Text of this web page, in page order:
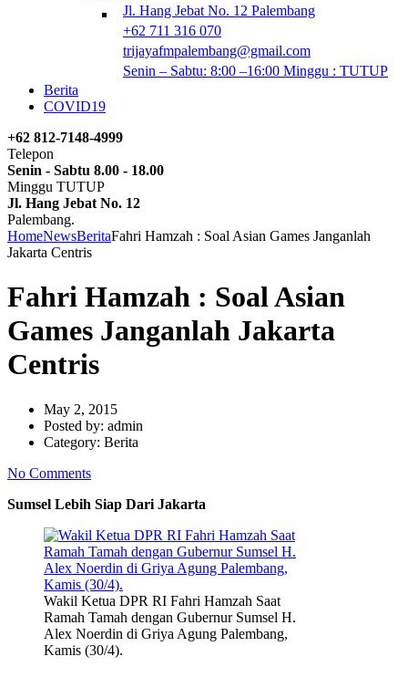
Jl. Hang Jebat No. 12 Palembang
+62 711 316 070
trijayafmpalembang@gmail.com
Senin – Sabtu: 8:00 –16:00 Minggu : TUTUP
Berita
COVID19
+62 812-7148-4999
Telepon
Senin - Sabtu 8.00 - 18.00
Minggu TUTUP
Jl. Hang Jebat No. 12
Palembang.
HomeNewsBeritaFahri Hamzah : Soal Asian Games Janganlah
Jakarta Centris
Fahri Hamzah : Soal Asian
Games Janganlah Jakarta
Centris
May 2, 2015
Posted by: admin
Category: Berita
No Comments
Sumsel Lebih Siap Dari Jakarta
Wakil Ketua DPR RI Fahri Hamzah Saat
Ramah Tamah dengan Gubernur Sumsel H.
Alex Noerdin di Griya Agung Palembang,
Kamis (30/4).